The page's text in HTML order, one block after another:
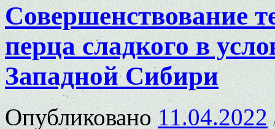
Совершенствование
перца сладкого в
Западной Сибири
Опубликовано 11.04.2022